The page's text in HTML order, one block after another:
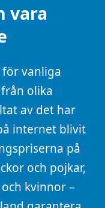
vara
vanliga
olika
av det har
internet blivit
på
och pojkar,
kvinnor –